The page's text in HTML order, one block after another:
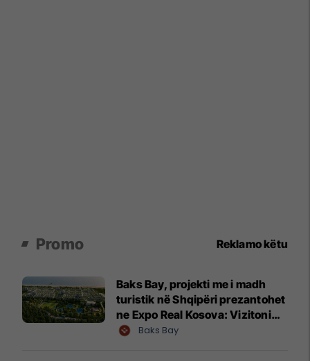
Promo Reklamo këtu
Baks Bay, projekti me i madh
turistik në Shqipëri prezantohet
ne Expo Real Kosova: Vizitoni
shtandin dhe zbuloni
Baks Bay